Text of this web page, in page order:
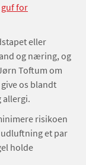
guf for
eller
og næring, og
Toftum om
os blandt
risikoen
et par
holde